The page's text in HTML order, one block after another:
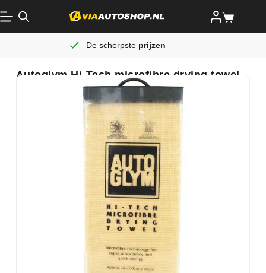
De scherpste prijzen
Autoglym Hi-Tech microfibre drying towel